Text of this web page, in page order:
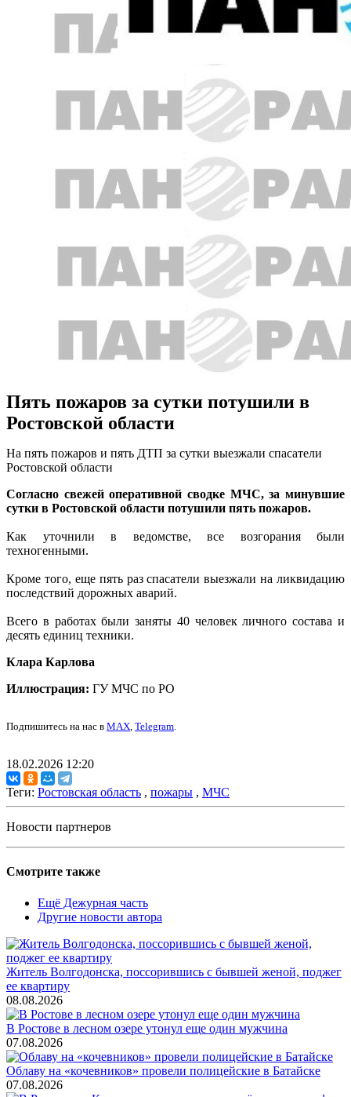
Пять пожаров за сутки потушили в
Ростовской области
На пять пожаров и пять ДТП за сутки выезжали спасатели
Ростовской области
Согласно свежей оперативной сводке МЧС, за минувшие
сутки в Ростовской области потушили пять пожаров.
Как уточнили в ведомстве, все возгорания были
техногенными.
Кроме того, еще пять раз спасатели выезжали на ликвидацию
последствий дорожных аварий.
Всего в работах были заняты 40 человек личного состава и
десять единиц техники.
Клара Карлова
Иллюстрация: ГУ МЧС по РО
Подпишитесь на нас в MAX, Telegram.
18.02.2026 12:20
Теги: Ростовская область , пожары , МЧС
Новости партнеров
Смотрите также
Ещё Дежурная часть
Другие новости автора
Житель Волгодонска, поссорившись с бывшей женой, поджег
ее квартиру
08.08.2026
В Ростове в лесном озере утонул еще один мужчина
07.08.2026
Облаву на «кочевников» провели полицейские в Батайске
07.08.2026